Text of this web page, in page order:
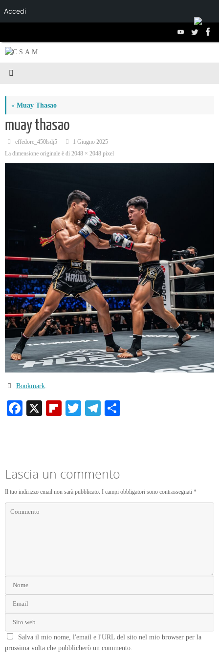
Accedi
« Muay Thasao
muay thasao
effedore_450lsdj5
1 Giugno 2025
La dimensione originale è di 2048 × 2048 pixel
Bookmark
Facebook
X Flipboard
TwitterTelegram
Lascia un commento
Il tuo indirizzo email non sarà pubblicato. I campi obbligatori sono contrassegnati *
Salva il mio nome, l'email e l'URL del sito nel mio browser per la
prossima volta che pubblicherò un commento.